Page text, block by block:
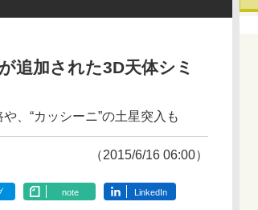
追加された3D天体シミ
、“カッシーニ”の土星突入も
（2015/6/16 06:00）
note LinkedIn